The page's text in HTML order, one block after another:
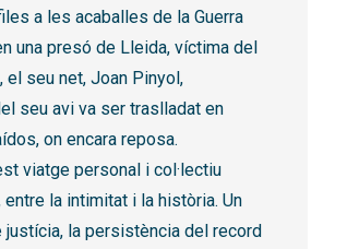
a les acaballes de la Guerra
una presó de Lleida, víctima del
seu net, Joan Pinyol,
seu avi va ser traslladat en
on encara reposa.
viatge personal i col·lectiu
entre la intimitat i la història. Un
la persistència del record